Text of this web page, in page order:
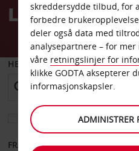
AvisLeiebil
HENT FRA
Velg et annet leveringssted
FRA DATO
skreddersydde tilbud, for
forbedre
deler også data med
analysepartnere – for
våre retningslinjer for
klikke GODTA aksepterer
informasjonskapsler.
ADMINISTRER